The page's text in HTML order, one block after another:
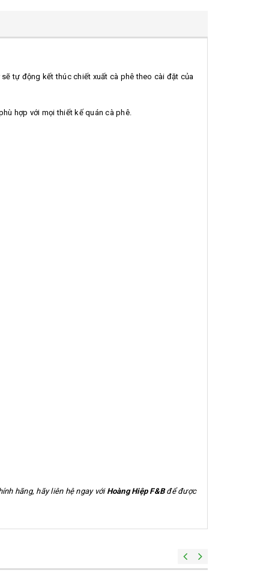
tự động kết thúc chiết xuất cà phê theo cài đặt của
hợp với mọi thiết kế quán cà phê.
hãng, hãy liên hệ ngay với Hoàng Hiệp F&Bđể được